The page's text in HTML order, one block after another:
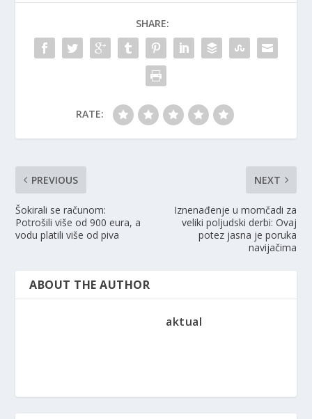
SHARE:
RATE:
PREVIOUS
Šokirali se računom:
Potrošili više od 900 eura, a
vodu platili više od piva
NEXT
Iznenađenje u momčadi za
veliki poljudski derbi: Ovaj
potez jasna je poruka
navijačima
ABOUT THE AUTHOR
aktual